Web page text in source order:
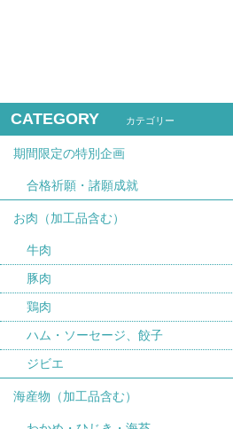
CATEGORY カテゴリー
期間限定の特別企画
合格祈願・諸願成就
お肉（加工品含む）
牛肉
豚肉
鶏肉
ハム・ソーセージ、餃子
ジビエ
海産物（加工品含む）